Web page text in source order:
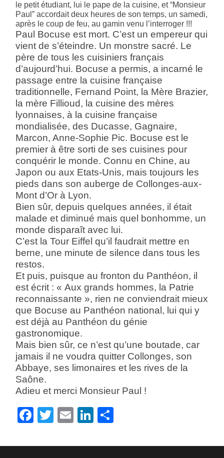
le petit étudiant, lui le pape de la cuisine, et “Monsieur
Paul” accordait deux heures de son temps, un samedi,
après le coup de feu, au gamin venu l’interroger !!!
Paul Bocuse est mort. C’est un empereur qui
vient de s’éteindre. Un monstre sacré. Le
père de tous les cuisiniers français
d’aujourd’hui. Bocuse a permis, a incarné le
passage entre la cuisine française
traditionnelle, Fernand Point, la Mère Brazier,
la mère Fillioud, la cuisine des mères
lyonnaises, à la cuisine française
mondialisée, des Ducasse, Gagnaire,
Marcon, Anne-Sophie Pic. Bocuse est le
premier à être sorti de ses cuisines pour
conquérir le monde. Connu en Chine, au
Japon ou aux Etats-Unis, mais toujours les
pieds dans son auberge de Collonges-aux-
Mont d’Or à Lyon.
Bien sûr, depuis quelques années, il était
malade et diminué mais quel bonhomme, un
monde disparaît avec lui.
C’est la Tour Eiffel qu’il faudrait mettre en
berne, une minute de silence dans tous les
restos.
Et puis, puisque au fronton du Panthéon, il
est écrit : « Aux grands hommes, la Patrie
reconnaissante », rien ne conviendrait mieux
que Bocuse au Panthéon national, lui qui y
est déjà au Panthéon du génie
gastronomique.
Mais bien sûr, ce n’est qu’une boutade, car
jamais il ne voudra quitter Collonges, son
Abbaye, ses limonaires et les rives de la
Saône.
Adieu et merci Monsieur Paul !
Facebook
Twitter
EmailLinkedIn